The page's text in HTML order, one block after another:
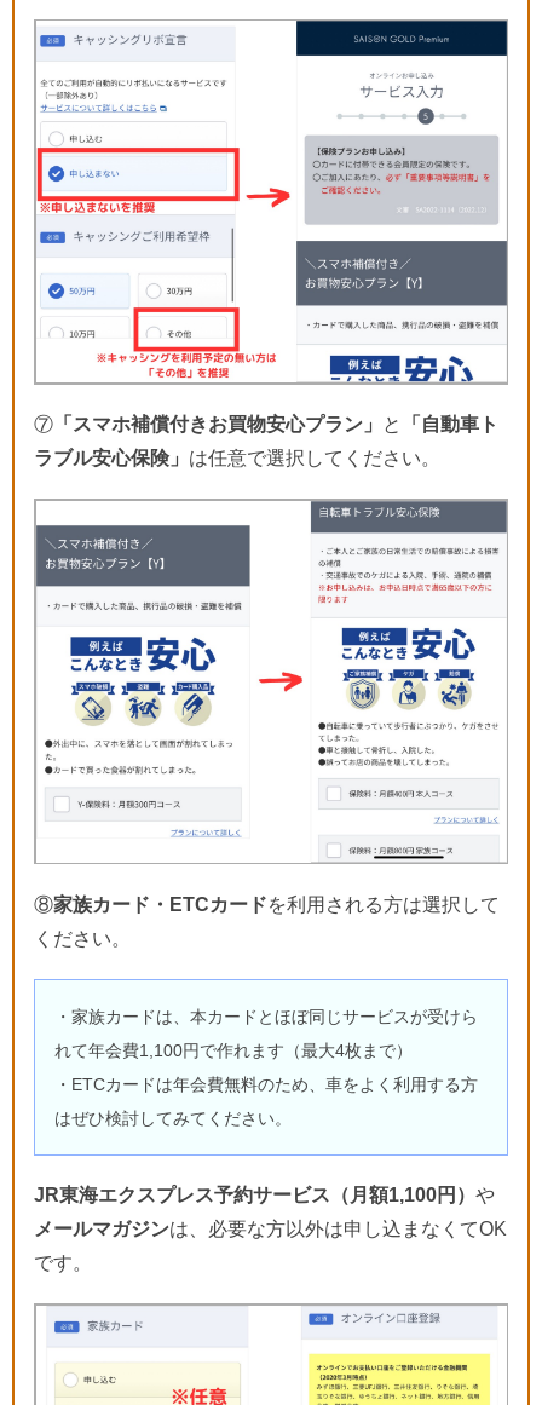
⑦ 「スマホ補償付きお買物安心プラン」 と
「自動車ト
ラブル安心保険」 は任意で選択してください。
⑧家族カード・ETCカードを利用される方は選択して
ください。
・家族カードは、本カードとほぼ同じサービスが受けら
れて年会費1,100円で作れます（最大4枚まで）
・ETCカードは年会費無料のため、車をよく利用する方
はぜひ検討してみてください。
JR東海エクスプレス予約サービス（月額1,100円） や
メールマガジンは、必要な方以外は申し込まなくてOK
です。